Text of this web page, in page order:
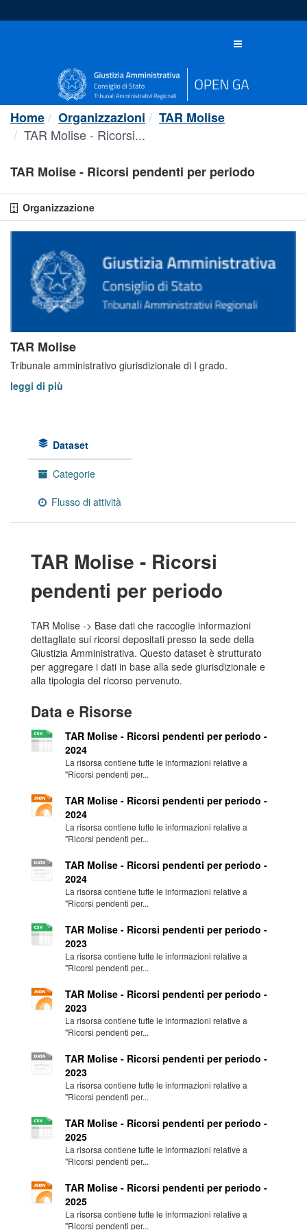
al
Toggle
Home Organizzazioni
TAR Molise
TAR Molise - Ricorsi...
TAR Molise - Ricorsi pendenti per periodo
Organizzazione
TAR Molise
Tribunale amministrativo giurisdizionale di I grado.
leggi di più
Dataset
Categorie
Flusso di attività
TAR Molise - Ricorsi
pendenti per periodo
TAR Molise -> Base dati che raccoglie informazioni
dettagliate sui ricorsi depositati presso la sede della
Giustizia Amministrativa. Questo dataset è strutturato
per aggregare i dati in base alla sede giurisdizionale e
alla tipologia del ricorso pervenuto.
Data e Risorse
TAR Molise - Ricorsi pendenti per periodo -
2024
La risorsa contiene tutte le informazioni relative a
"Ricorsi pendenti per...
TAR Molise - Ricorsi pendenti per periodo -
2024
La risorsa contiene tutte le informazioni relative a
"Ricorsi pendenti per...
TAR Molise - Ricorsi pendenti per periodo -
2024
La risorsa contiene tutte le informazioni relative a
"Ricorsi pendenti per...
TAR Molise - Ricorsi pendenti per periodo -
2023
La risorsa contiene tutte le informazioni relative a
"Ricorsi pendenti per...
TAR Molise - Ricorsi pendenti per periodo -
2023
La risorsa contiene tutte le informazioni relative a
"Ricorsi pendenti per...
TAR Molise - Ricorsi pendenti per periodo -
2023
La risorsa contiene tutte le informazioni relative a
"Ricorsi pendenti per...
TAR Molise - Ricorsi pendenti per periodo -
2025
La risorsa contiene tutte le informazioni relative a
"Ricorsi pendenti per...
TAR Molise - Ricorsi pendenti per periodo -
2025
La risorsa contiene tutte le informazioni relative a
"Ricorsi pendenti per...